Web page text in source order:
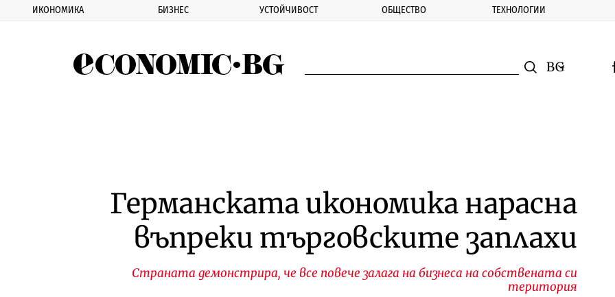
ИКОНОМИКА БИЗНЕС УСТОЙЧИВОСТ ОБЩЕСТВО ТЕХНОЛОГИИ
Смяна на
Германската икономика нарасна
въпреки търговските заплахи
Страната демонстрира, че все повече залага на бизнеса на собствената си
територия